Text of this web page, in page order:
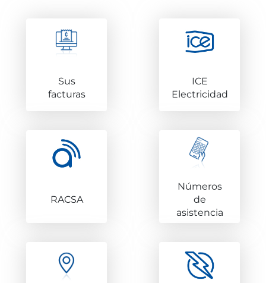
Sus
facturas
ICE
Electricidad
RACSA
Números
de
asistencia